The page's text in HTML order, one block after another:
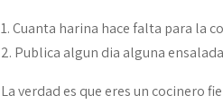
1. Cuanta harina hace falta para la
2. Publica algun dia alguna
La verdad es que eres un cocinero